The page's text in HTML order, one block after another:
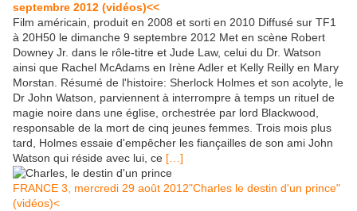
septembre 2012 (vidéos)<<
Film américain, produit en 2008 et sorti en 2010 Diffusé sur TF1
à 20H50 le dimanche 9 septembre 2012 Met en scène Robert
Downey Jr. dans le rôle-titre et Jude Law, celui du Dr. Watson
ainsi que Rachel McAdams en Irène Adler et Kelly Reilly en Mary
Morstan. Résumé de l'histoire: Sherlock Holmes et son acolyte, le
Dr John Watson, parviennent à interrompre à temps un rituel de
magie noire dans une église, orchestrée par lord Blackwood,
responsable de la mort de cinq jeunes femmes. Trois mois plus
tard, Holmes essaie d'empêcher les fiançailles de son ami John
Watson qui réside avec lui, ce […]
FRANCE 3, mercredi 29 août 2012"Charles le destin d'un prince"
(vidéos)<